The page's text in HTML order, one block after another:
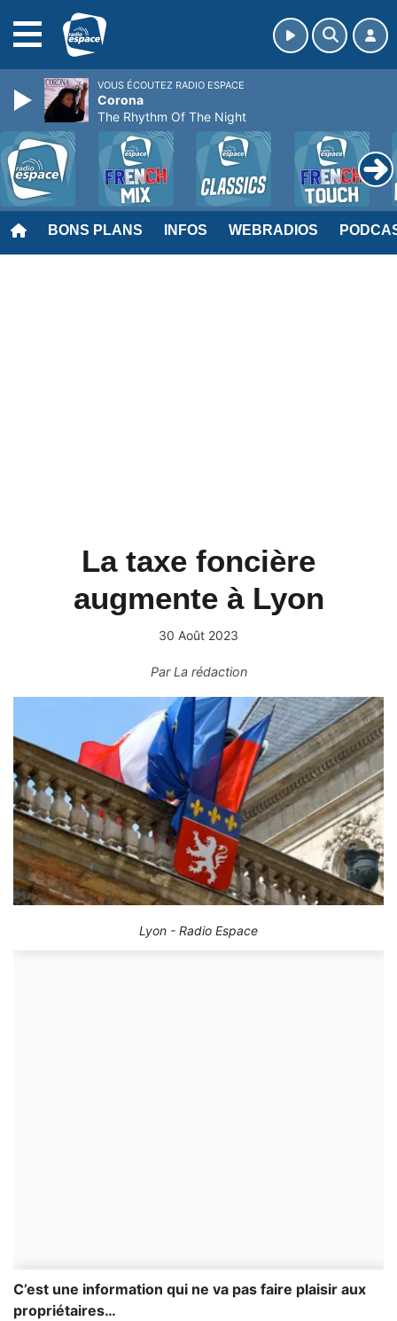
BONS PLANS INFOS WEBRADIOS
La taxe foncière
augmente à Lyon
30 Août 2023
ParLa rédaction
Lyon - Radio Espace
C’est une information qui ne va pas faire plaisir aux
propriétaires…
VOUS ÉCOUTEZ RADIO ESPACE
Corona
The Rhythm Of The Night